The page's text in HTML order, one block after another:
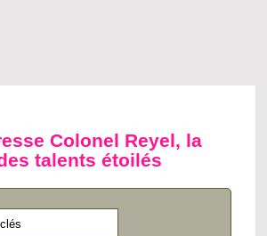
Colonel Reyel, la
talents étoilés